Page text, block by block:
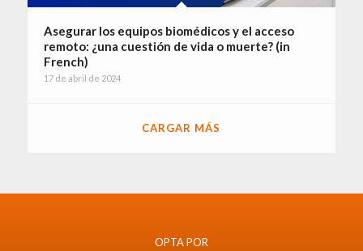
Asegurar los equipos biomédicos y el acceso
remoto: ¿una cuestión de vida o muerte? (in
French)
17 de abril de 2024
CARGAR MÁS
OPTA POR